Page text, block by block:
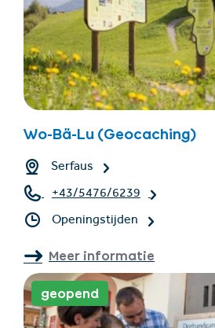
Wo-Bä-Lu (Geocaching)
Serfaus
+43/5476/6239
Openingstijden
Meer informatie
geopend